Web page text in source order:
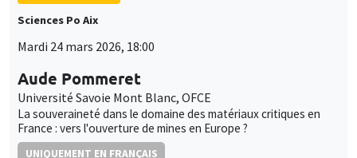
Sciences Po Aix
Mardi 24 mars 2026, 18:00
Aude Pommeret
Université Savoie Mont Blanc, OFCE
La souveraineté dans le domaine des matériaux critiques en
France : vers l'ouverture de mines en Europe ?
UNIQUEMENT EN FRANÇAIS